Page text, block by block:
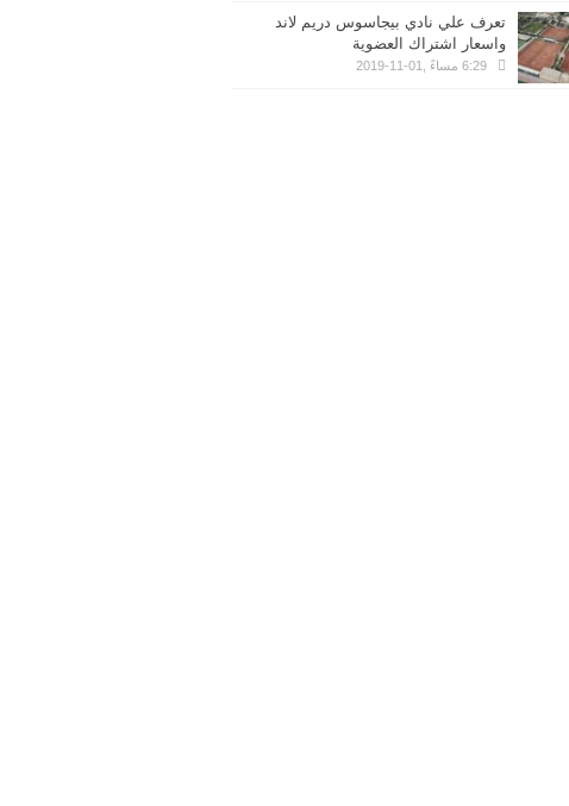
تعرف علي نادي بيجاسوس دريم لاند
واسعار اشتراك العضوية
6:29 مساءً ,01-11-2019